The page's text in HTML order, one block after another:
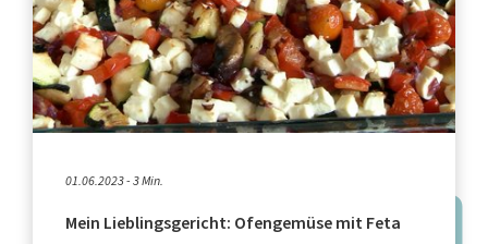
01.06.2023 - 3 Min.
Mein Lieblingsgericht: Ofengemüse mit Feta